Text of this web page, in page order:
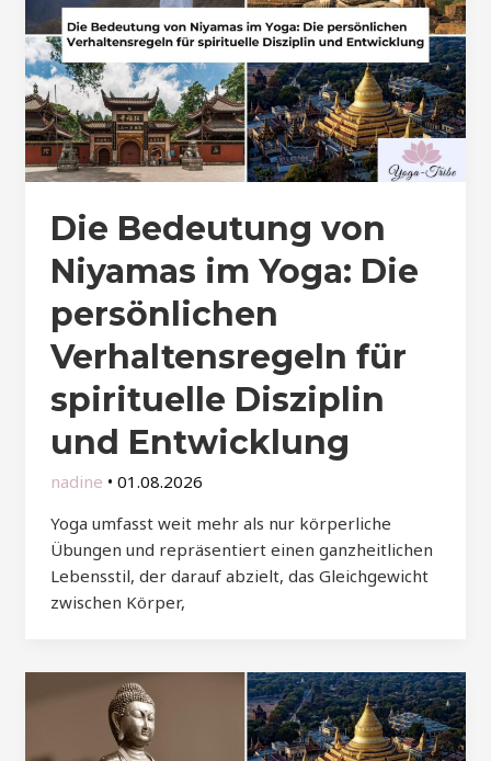
Die Bedeutung von
Niyamas im Yoga: Die
persönlichen
Verhaltensregeln für
spirituelle Disziplin
und Entwicklung
nadine • 01.08.2026
Yoga umfasst weit mehr als nur körperliche
Übungen und repräsentiert einen ganzheitlichen
Lebensstil, der darauf abzielt, das Gleichgewicht
zwischen Körper,